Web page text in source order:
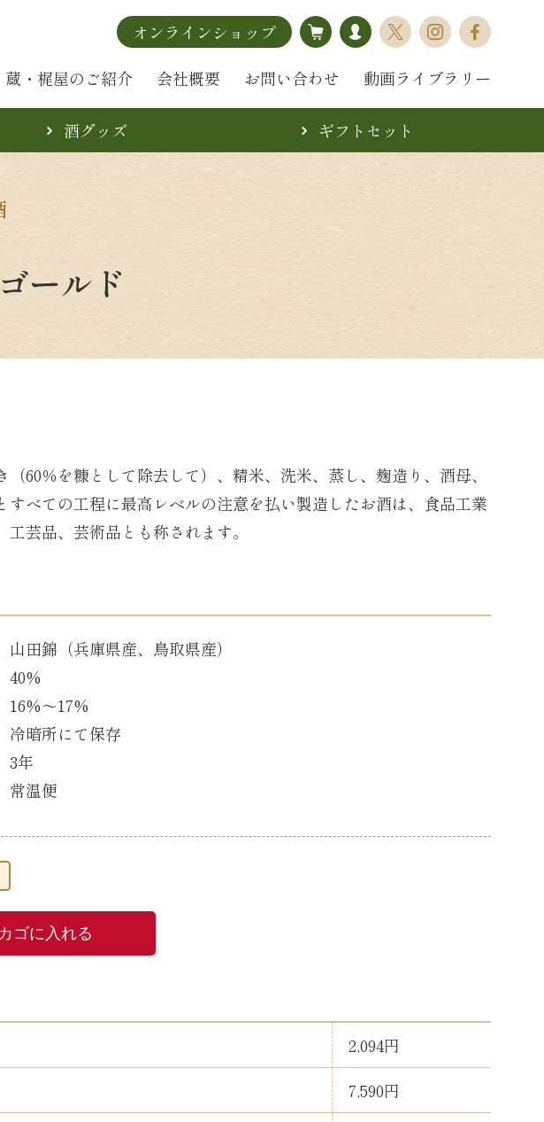
蔵・梶屋のご紹介 会社概要 お問い合わせ 動画ライブラリー
オンラインショップ
酒グッズ ギフトセット
ールド
（60％を糠として除去して）、精米、洗米、蒸し、麹造り、酒母、
すべての工程に最高レベルの注意を払い製造したお酒は、食品工業
芸品、芸術品とも称されます。
山田錦（兵庫県産、鳥取県産）
40%
16%〜17%
冷暗所にて保存
3年
常温便
2,094円
7,590円